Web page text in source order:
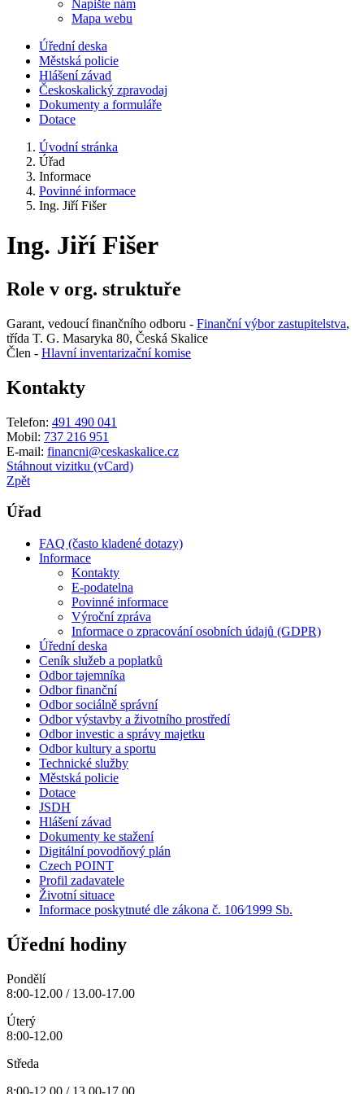
Napište nám
Mapa webu
Úřední deska
Městská policie
Hlášení závad
Českoskalický zpravodaj
Dokumenty a formuláře
Dotace
Úvodní stránka
Úřad
Informace
Povinné informace
Ing. Jiří Fišer
Ing. Jiří Fišer
Role v org. struktuře
Garant, vedoucí finančního odboru - Finanční výbor zastupitelstva,
třída T. G. Masaryka 80, Česká Skalice
Člen - Hlavní inventarizační komise
Kontakty
Telefon: 491 490 041
Mobil: 737 216 951
E-mail: financni@ceskaskalice.cz
Stáhnout vizitku (vCard)
Zpět
Úřad
FAQ (často kladené dotazy)
Informace
Kontakty
E-podatelna
Povinné informace
Výroční zpráva
Informace o zpracování osobních údajů (GDPR)
Úřední deska
Ceník služeb a poplatků
Odbor tajemníka
Odbor finanční
Odbor sociálně správní
Odbor výstavby a životního prostředí
Odbor investic a správy majetku
Odbor kultury a sportu
Technické služby
Městská policie
Dotace
JSDH
Hlášení závad
Dokumenty ke stažení
Digitální povodňový plán
Czech POINT
Profil zadavatele
Životní situace
Informace poskytnuté dle zákona č. 106⁄1999 Sb.
Úřední hodiny
Pondělí
8:00-12.00 / 13.00-17.00
Úterý
8:00-12.00
Středa
8:00-12.00 / 13.00-17.00